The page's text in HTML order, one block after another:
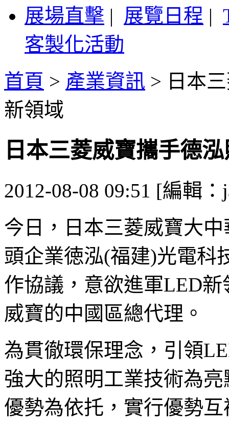
展場直擊 | 展覽日程 |
客製化活動
首頁 > 產業資訊 > 日本
新領域
日本三菱威寶攜手德
2012-08-08 09:51 [編輯：
今日，日本三菱威寶大
頭企業徳泓(福建)光電科
作協議，意欲進軍LED
威寶的中國區總代理。
為貫徹環保理念，引領
強大的照明工業技術為
優勢為依托，實行優勢